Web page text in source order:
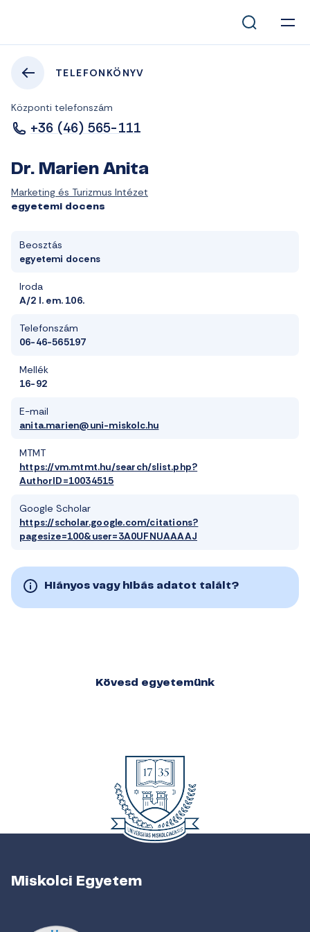
TELEFONKÖNYV
Központi telefonszám
+36 (46) 565-111
Dr. Marien Anita
Marketing és Turizmus Intézet
egyetemi docens
Beosztás
egyetemi docens
Iroda
A/2 I. em. 106.
Telefonszám
06-46-565197
Mellék
16-92
E-mail
anita.marien@uni-miskolc.hu
MTMT
https://vm.mtmt.hu/search/slist.php?
AuthorID=10034515
Google Scholar
https://scholar.google.com/citations?
pagesize=100&user=3A0UFNUAAAAJ
Hiányos vagy hibás adatot talált?
Kövesd egyetemünk
Miskolci Egyetem